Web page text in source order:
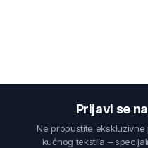
Prijavi se
Ne propustite
kućnog tekstila –